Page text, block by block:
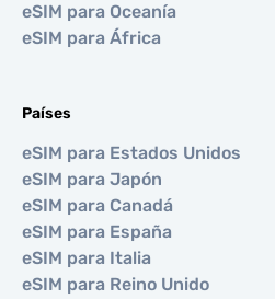
eSIM para Oceanía
eSIM para África
Países
eSIM para Estados Unidos
eSIM para Japón
eSIM para Canadá
eSIM para España
eSIM para Italia
eSIM para Reino Unido